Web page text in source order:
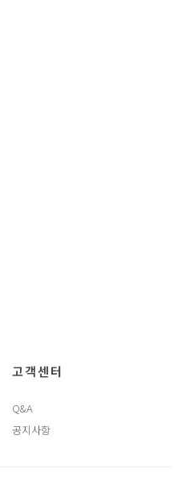
고객센터
Q&A
공지사항